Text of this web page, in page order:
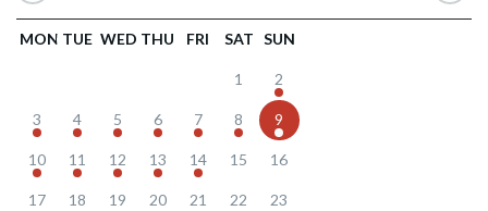
MON TUE WED THU FRI SAT SUN
1 2
3 4 5 6 7 8 9
10 11 12 13 14 15 16
17 18 19 20 21 22 23